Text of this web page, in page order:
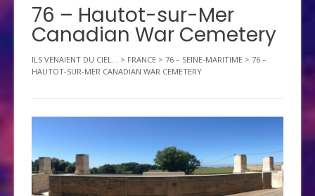
76 – Hautot-sur-Mer
Canadian War Cemetery
ILS VENAIENT DU CIEL... > FRANCE > 76 – SEINE-MARITIME > 76 –
HAUTOT-SUR-MER CANADIAN WAR CEMETERY